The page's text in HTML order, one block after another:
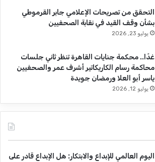
التحقق من تصريحات الإعلامي جابر القرموطي
بشأن وقف القيد في نقابة الصحفيين
يوليو 23, 2026
غدًا.. محكمة جنايات القاهرة تنظر ثاني جلسات
محاكمة رسام الكاريكاتير أشرف عمر والصحفيين
ياسر أبو العلا ورمضان جويدة
يوليو 12, 2026
اليوم العالمي للإبداع والابتكار: هل الإبداع قادر على